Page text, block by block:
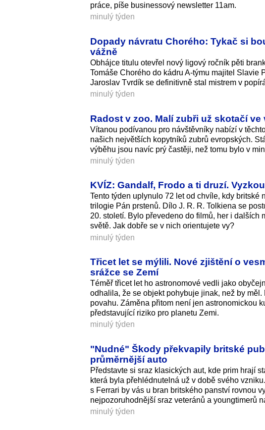
práce, píše businessový newsletter 11am.
minulý týden
Dopady návratu Chorého: Tykač si
vážně
Obhájce titulu otevřel nový ligový ročník pěti
Tomáše Chorého do kádru A-týmu majitel Slavie
Jaroslav Tvrdík se definitivně stal mistrem v
minulý týden
Radost v zoo. Malí zubři už skotačí
Vítanou podívanou pro návštěvníky nabízí v
našich největších kopytníků zubrů evropských.
výběhu jsou navíc prý častěji, než tomu bylo v
minulý týden
KVÍZ: Gandalf, Frodo a ti druzí.
Tento týden uplynulo 72 let od chvíle, kdy
trilogie Pán prstenů. Dílo J. R. R. Tolkiena se
20. století. Bylo převedeno do filmů, her i
světě. Jak dobře se v nich orientujete vy?
minulý týden
Třicet let se mýlili. Nové zjištění o
srážce se Zemí
Téměř třicet let ho astronomové vedli jako
odhalila, že se objekt pohybuje jinak, než by
povahu. Záměna přitom není jen astronomickou
představující riziko pro planetu Zemi.
minulý týden
"Nudné" Škody překvapily britské
průměrnější auto
Představte si sraz klasických aut, kde prim hrají
která byla přehlédnutelná už v době svého
s Ferrari by vás u bran britského panství rovnou
nejpozoruhodnější sraz veteránů a youngtimerů
minulý týden